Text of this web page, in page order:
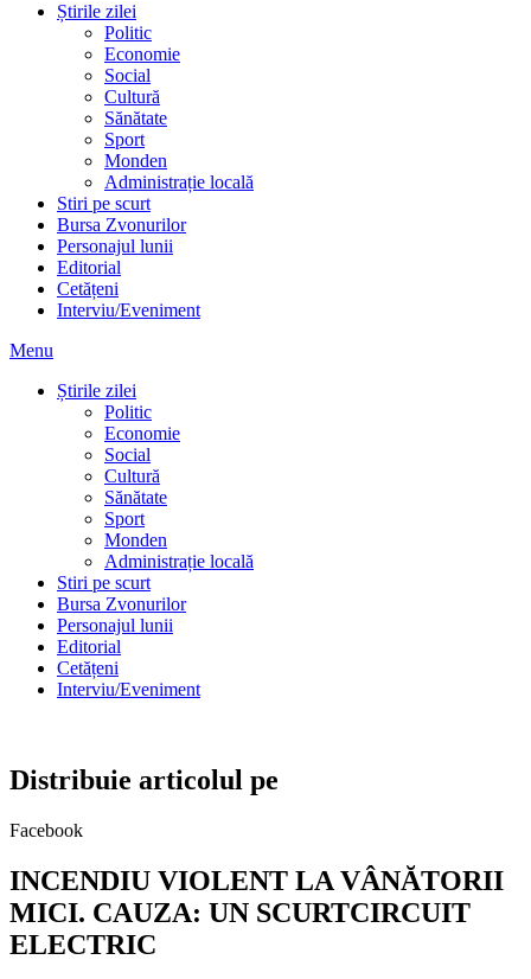
Știrile zilei
Politic
Economie
Social
Cultură
Sănătate
Sport
Monden
Administrație locală
Stiri pe scurt
Bursa Zvonurilor
Personajul lunii
Editorial
Cetățeni
Interviu/Eveniment
Menu
Știrile zilei
Politic
Economie
Social
Cultură
Sănătate
Sport
Monden
Administrație locală
Stiri pe scurt
Bursa Zvonurilor
Personajul lunii
Editorial
Cetățeni
Interviu/Eveniment
Distribuie articolul pe
Facebook
INCENDIU VIOLENT LA VÂNĂTORII
MICI. CAUZA: UN SCURTCIRCUIT
ELECTRIC